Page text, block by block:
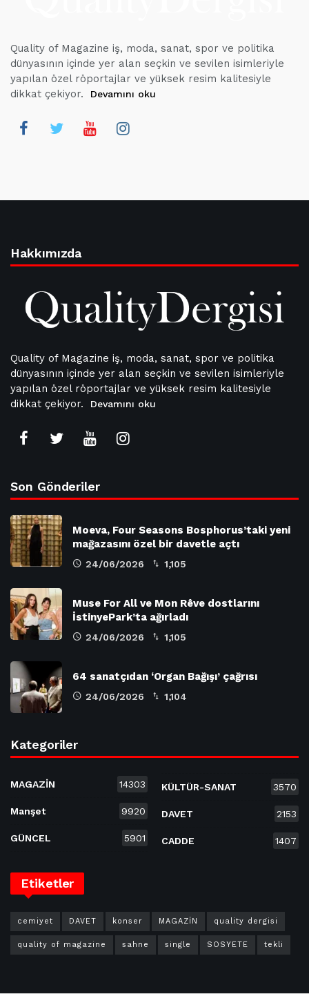
Quality of Magazine iş, moda, sanat, spor ve politika
dünyasının içinde yer alan seçkin ve sevilen isimleriyle
yapılan özel röportajlar ve yüksek resim kalitesiyle
dikkat çekiyor.
Devamını oku
Hakkımızda
Quality of Magazine iş, moda, sanat, spor ve politika
dünyasının içinde yer alan seçkin ve sevilen isimleriyle
yapılan özel röportajlar ve yüksek resim kalitesiyle
dikkat çekiyor.
Devamını oku
Son Gönderiler
Moeva, Four Seasons Bosphorus’taki yeni
mağazasını özel bir davetle açtı
24/06/2026 1,105
Muse For All ve Mon Rêve dostlarını
İstinyePark’ta ağırladı
24/06/2026 1,105
64 sanatçıdan ‘Organ Bağışı’ çağrısı
24/06/2026 1,104
Kategoriler
MAGAZİN 14303
Manşet 9920
GÜNCEL 5901
KÜLTÜR-SANAT 3570
DAVET 2153
CADDE 1407
Etiketler
cemiyet DAVET konser MAGAZİN quality dergisi
quality of magazine sahne single SOSYETE tekli